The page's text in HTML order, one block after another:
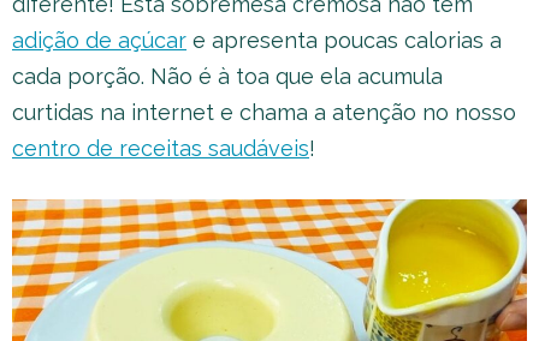
adição de açúcar e apresenta poucas calorias a
cada porção. Não é à toa que ela acumula
curtidas na internet e chama a atenção no nosso
centro de receitas saudáveis!